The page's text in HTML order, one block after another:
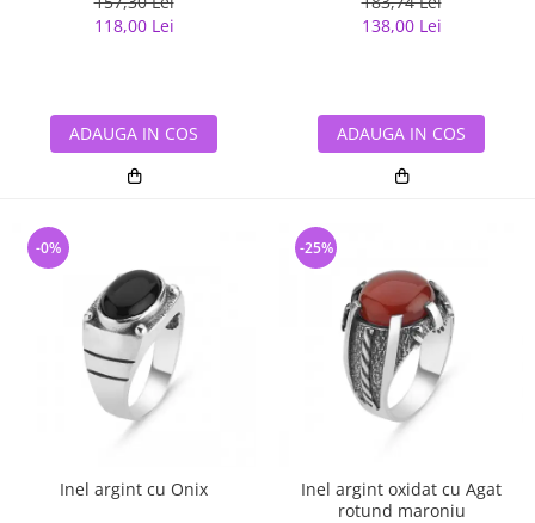
118,00 Lei
ADAUGA IN COS
138,00 Lei
ADAUGA IN COS
Inel argint cu Onix
-0%
Inel argint oxidat cu Agat
rotund maroniu
-25%